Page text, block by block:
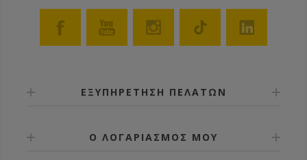
ΕΞΥΠΗΡΕΤΗΣΗ ΠΕΛΑΤΩΝ
Ο ΛΟΓΑΡΙΑΣΜΟΣ ΜΟΥ